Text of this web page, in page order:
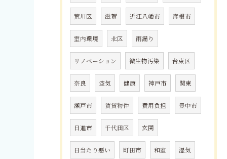
荒川区 滋賀 近江八幡市 彦根市
室内環境 北区 雨漏り
リノベーション 微生物汚染 台東区
奈良 空気 健康 神戸市 関東
瀬戸市 賃貸物件 費用負担 豊中市
日進市 千代田区 玄関
日当たり悪い 町田市 和室 湿気